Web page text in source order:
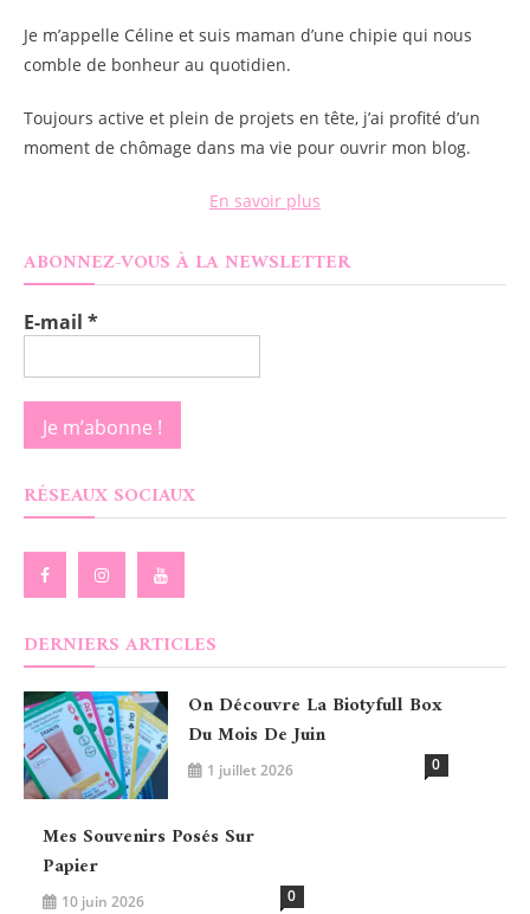
Je m’appelle Céline et suis maman d’une chipie qui nous
comble de bonheur au quotidien.
Toujours active et plein de projets en tête, j’ai profité d’un
moment de chômage dans ma vie pour ouvrir mon blog.
En savoir plus
ABONNEZ-VOUS À LA NEWSLETTER
E-mail *
RÉSEAUX SOCIAUX
DERNIERS ARTICLES
On Découvre La Biotyfull Box
Du Mois De Juin
1 juillet 2026 0
Mes Souvenirs Posés Sur
Papier
10 juin 2026 0